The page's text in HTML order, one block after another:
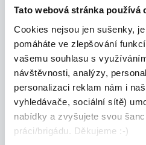
Tato webová stránka používá
Cookies nejsou jen sušenky,
pomáháte ve zlepšování
vašemu souhlasu s
návštěvnosti, analýzy,
personalizaci reklam nám i
vyhledávače, sociální sítě)
nabídky a zvyšujete svou
práci/brigádu. Děkujeme :-)
MV Facility Služby s.r.o.
Odpovíme každému
DPČ 2-3 hodiny
tisku 150 Kč/